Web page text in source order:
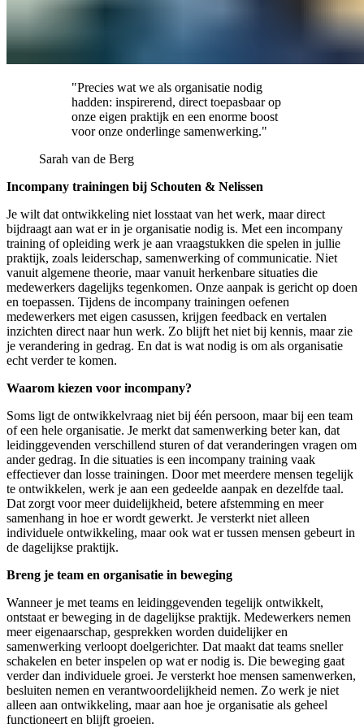
"Precies wat we als organisatie nodig
hadden: inspirerend, direct toepasbaar op
onze eigen praktijk en een enorme boost
voor onze onderlinge samenwerking."
Sarah van de Berg
Incompany trainingen bij Schouten & Nelissen
Je wilt dat ontwikkeling niet losstaat van het werk, maar direct
bijdraagt aan wat er in je organisatie nodig is. Met een incompany
training of opleiding werk je aan vraagstukken die spelen in jullie
praktijk, zoals leiderschap, samenwerking of communicatie. Niet
vanuit algemene theorie, maar vanuit herkenbare situaties die
medewerkers dagelijks tegenkomen. Onze aanpak is gericht op doen
en toepassen. Tijdens de incompany trainingen oefenen
medewerkers met eigen casussen, krijgen feedback en vertalen
inzichten direct naar hun werk. Zo blijft het niet bij kennis, maar zie
je verandering in gedrag. En dat is wat nodig is om als organisatie
echt verder te komen.
Waarom kiezen voor incompany?
Soms ligt de ontwikkelvraag niet bij één persoon, maar bij een team
of een hele organisatie. Je merkt dat samenwerking beter kan, dat
leidinggevenden verschillend sturen of dat veranderingen vragen om
ander gedrag. In die situaties is een incompany training vaak
effectiever dan losse trainingen. Door met meerdere mensen tegelijk
te ontwikkelen, werk je aan een gedeelde aanpak en dezelfde taal.
Dat zorgt voor meer duidelijkheid, betere afstemming en meer
samenhang in hoe er wordt gewerkt. Je versterkt niet alleen
individuele ontwikkeling, maar ook wat er tussen mensen gebeurt in
de dagelijkse praktijk.
Breng je team en organisatie in beweging
Wanneer je met teams en leidinggevenden tegelijk ontwikkelt,
ontstaat er beweging in de dagelijkse praktijk. Medewerkers nemen
meer eigenaarschap, gesprekken worden duidelijker en
samenwerking verloopt doelgerichter. Dat maakt dat teams sneller
schakelen en beter inspelen op wat er nodig is. Die beweging gaat
verder dan individuele groei. Je versterkt hoe mensen samenwerken,
besluiten nemen en verantwoordelijkheid nemen. Zo werk je niet
alleen aan ontwikkeling, maar aan hoe je organisatie als geheel
functioneert en blijft groeien.